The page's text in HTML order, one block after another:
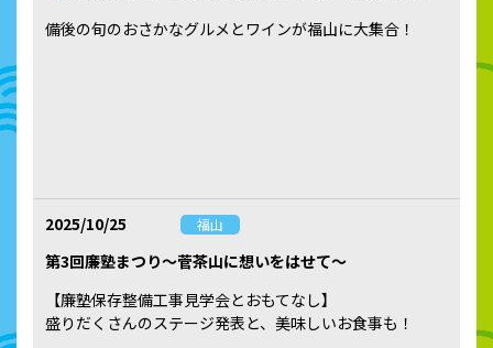
備後の旬のおさかなグルメとワインが福山に大集合！
2025/10/25 福山
第3回廉塾まつり～菅茶山に想いをはせて～
【廉塾保存整備工事見学会とおもてなし】
盛りだくさんのステージ発表と、美味しいお食事も！